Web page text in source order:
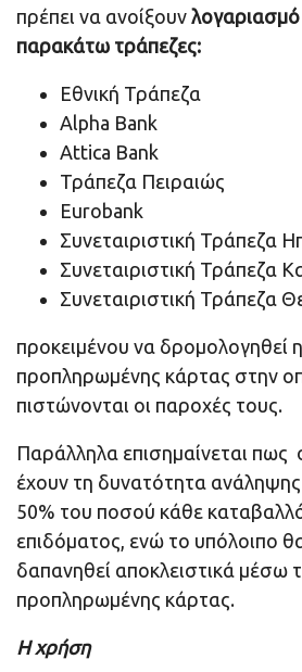
πρέπει να ανοίξουν λογαριασμό
παρακάτω τράπεζες:
Εθνική Τράπεζα
Alpha Bank
Attica Bank
Τράπεζα Πειραιώς
Eurobank
Συνεταιριστική Τράπεζα
Συνεταιριστική Τράπεζα
Συνεταιριστική Τράπεζα
προκειμένου να δρομολογηθεί
προπληρωμένης κάρτας στην
πιστώνονται οι παροχές τους.
Παράλληλα επισημαίνεται πως
έχουν τη δυνατότητα
50% του ποσού κάθε
επιδόματος, ενώ το υπόλοιπο
δαπανηθεί αποκλειστικά μέσω
προπληρωμένης κάρτας.
Η χρήση